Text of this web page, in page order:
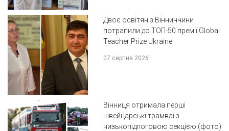
Двоє освітян з Вінниччини
потрапили до ТОП-50 премії Global
Teacher Prize Ukraine
07 серпня 2026
Вінниця отримала перші
швейцарські трамваї з
низькопідлоговою секцією (фото)